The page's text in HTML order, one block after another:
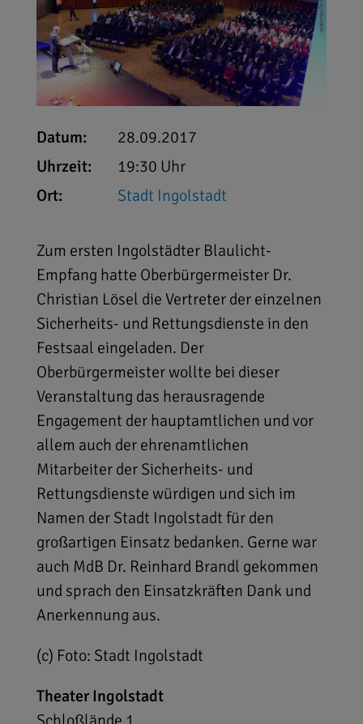
Datum:
28.09.2017
Uhrzeit:
19:30 Uhr
Ort:
Stadt Ingolstadt
Zum ersten Ingolstädter Blaulicht-
Empfang hatte Oberbürgermeister Dr.
Christian Lösel die Vertreter der einzelnen
Sicherheits- und Rettungsdienste in den
Festsaal eingeladen. Der
Oberbürgermeister wollte bei dieser
Veranstaltung das herausragende
Engagement der hauptamtlichen und vor
allem auch der ehrenamtlichen
Mitarbeiter der Sicherheits- und
Rettungsdienste würdigen und sich im
Namen der Stadt Ingolstadt für den
großartigen Einsatz bedanken. Gerne war
auch MdB Dr. Reinhard Brandl gekommen
und sprach den Einsatzkräften Dank und
Anerkennung aus.
(c) Foto: Stadt Ingolstadt
Theater Ingolstadt